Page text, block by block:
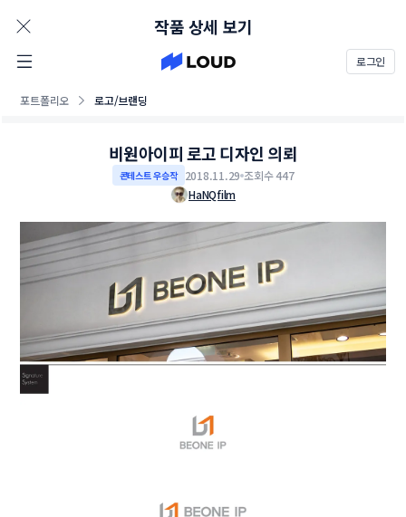
로그인
포트폴리오 로고/브랜딩
작품 상세 보기
비원아이피 로고 디자인 의뢰
콘테스트 우승작 2018.11.29 조회수 447
HaNQfilm